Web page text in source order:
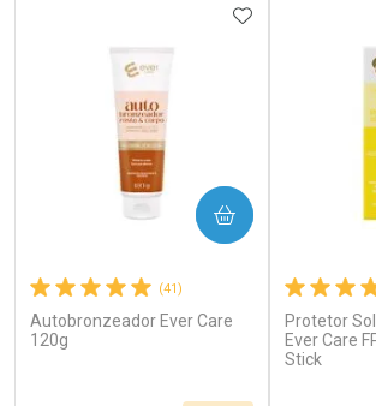
(41)
Autobronzeador Ever Care
120g
ADICIONAR
COMPRAR
Protetor
Ever Care
Stick